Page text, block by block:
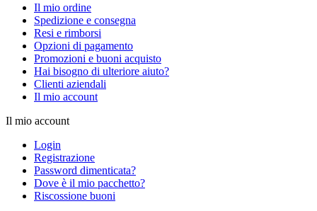
Il mio ordine
Spedizione e consegna
Resi e rimborsi
Opzioni di pagamento
Promozioni e buoni acquisto
Hai bisogno di ulteriore aiuto?
Clienti aziendali
Il mio account
Il mio account
Login
Registrazione
Password dimenticata?
Dove è il mio pacchetto?
Riscossione buoni